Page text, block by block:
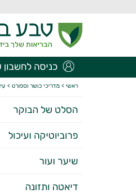
כניסה לחשבון
ראשי > מדריכי כושר וספורט >
הסלט של הבוקר
פרוביוטיקה ועיכול
שיער ועור
דיאטה ותזונה